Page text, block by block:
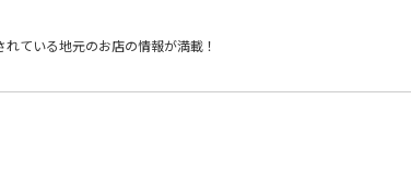
れている地元のお店の情報が満載！